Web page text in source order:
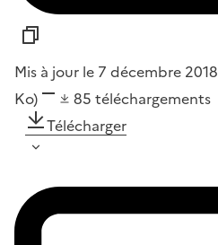
Mis à jour le 7 décembre 2018
Ko)
85 téléchargements
Télécharger